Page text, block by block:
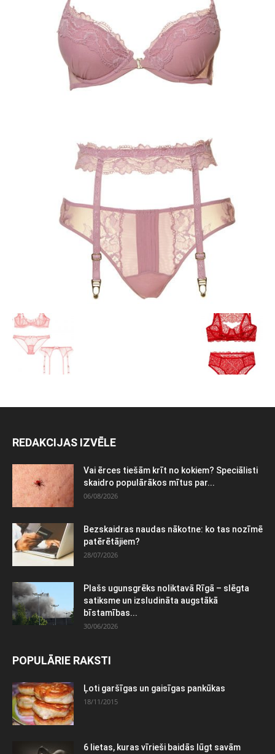
REDAKCIJAS IZVĒLE
Vai ērces tiešām krīt no kokiem? Speciālisti
skaidro populārākos mītus par...
06/08/2026
Bezskaidras naudas nākotne: ko tas nozīmē
patērētājiem?
28/07/2026
Plašs ugunsgrēks noliktavā Rīgā – slēgta
satiksme un izsludināta augstākā
bīstamības...
30/06/2026
POPULĀRIE RAKSTI
Ļoti garšīgas un gaisīgas pankūkas
18/11/2015
6 lietas, kuras vīrieši baidās lūgt savām